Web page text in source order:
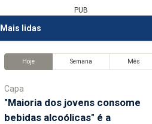
PUB
Mais lidas
Hoje Semana Mês
Capa
"Maioria dos jovens consome
bebidas alcoólicas" é a